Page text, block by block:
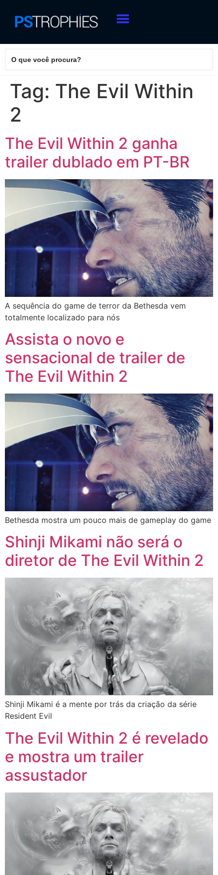
Tag: The Evil Within
2
The Evil Within 2 ganha
trailer dublado em PT-BR
A sequência do game de terror da Bethesda vem
totalmente localizado para nós
Assista o novo e
sensacional de trailer de
The Evil Within 2
Bethesda mostra um pouco mais de gameplay do game
Shinji Mikami não será o
diretor de The Evil Within 2
Shinji Mikami é a mente por trás da criação da série
Resident Evil
The Evil Within 2 é revelado
e mostra um trailer
assustador